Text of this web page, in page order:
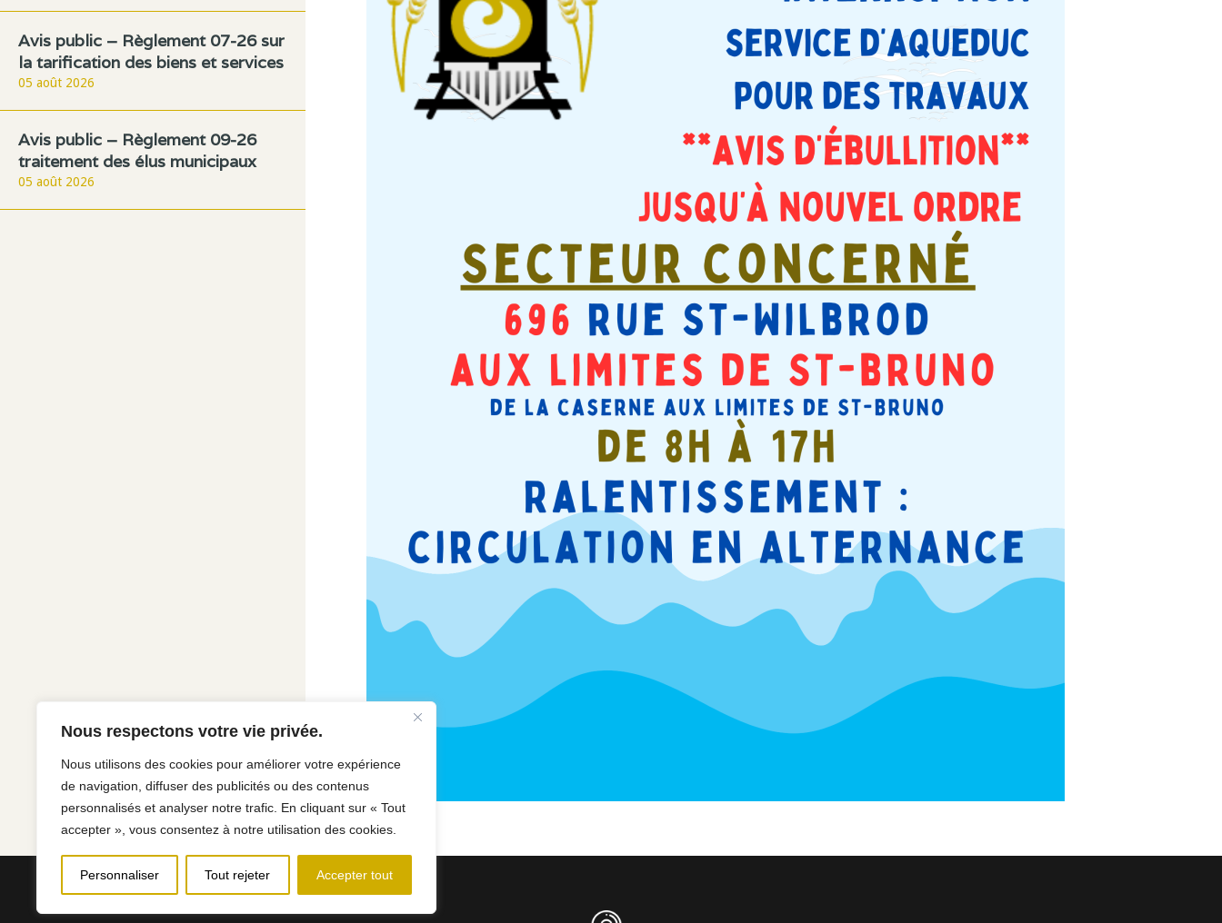
Nous respectons votre vie privée.
Nous utilisons des cookies pour améliorer votre expérience
de navigation, diffuser des publicités ou des contenus
personnalisés et analyser notre trafic. En cliquant sur « Tout
accepter », vous consentez à notre utilisation des cookies.
Personnaliser Tout rejeter Accepter tout
Avis public – Règlement 07-26 sur
la tarification des biens et services
05 août 2026
Avis public – Règlement 09-26
traitement des élus municipaux
05 août 2026